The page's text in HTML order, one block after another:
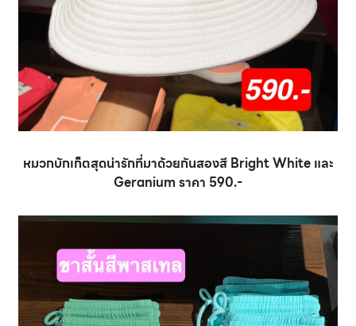
หมวกบักเก็ตสุดน่ารักที่มาด้วยกันสองสี Bright White และ
Geranium ราคา 590.-